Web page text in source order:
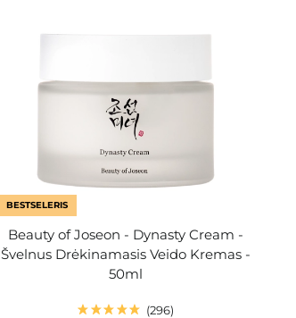
BESTSELERIS
Beauty of Joseon - Dynasty Cream -
Švelnus Drėkinamasis Veido Kremas -
50ml
296